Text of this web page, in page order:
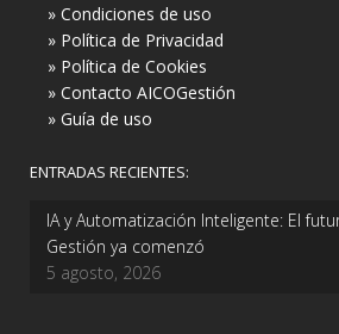
» Condiciones de uso
» Política de Privacidad
» Política de Cookies
» Contacto AICOGestión
» Guía de uso
ENTRADAS RECIENTES:
IA y Automatización Inteligente: El
Gestión ya comenzó
5 agosto, 2026